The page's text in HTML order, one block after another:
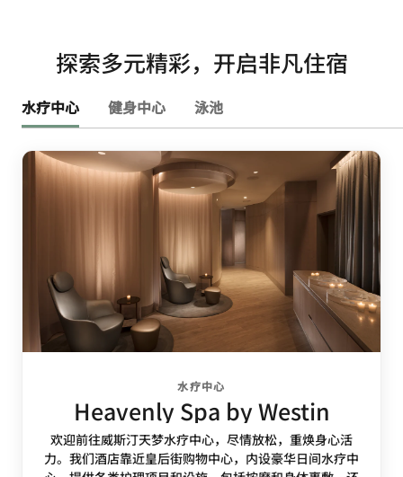
探索多元精彩，开启非凡住宿
水疗中心 健身中心 泳池
水疗中心
Heavenly Spa by Westin
欢迎前往威斯汀天梦水疗中心，尽情放松，重焕身心活
力。我们酒店靠近皇后街购物中心，内设豪华日间水疗中